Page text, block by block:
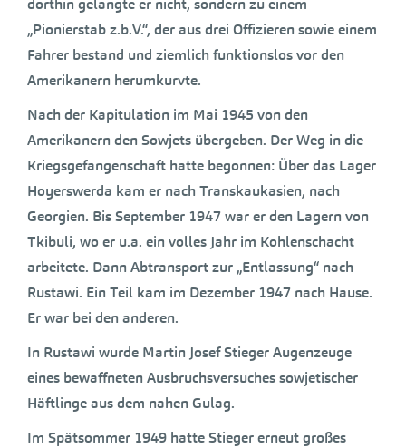
dorthin gelangte er nicht, sondern zu einem
„Pionierstab z.b.V.“, der aus drei Offizieren sowie einem
Fahrer bestand und ziemlich funktionslos vor den
Amerikanern herumkurvte.
Nach der Kapitulation im Mai 1945 von den
Amerikanern den Sowjets übergeben. Der Weg in die
Kriegsgefangenschaft hatte begonnen: Über das Lager
Hoyerswerda kam er nach Transkaukasien, nach
Georgien. Bis September 1947 war er den Lagern von
Tkibuli, wo er u.a. ein volles Jahr im Kohlenschacht
arbeitete. Dann Abtransport zur „Entlassung“ nach
Rustawi. Ein Teil kam im Dezember 1947 nach Hause.
Er war bei den anderen.
In Rustawi wurde Martin Josef Stieger Augenzeuge
eines bewaffneten Ausbruchsversuches sowjetischer
Häftlinge aus dem nahen Gulag.
Im Spätsommer 1949 hatte Stieger erneut großes